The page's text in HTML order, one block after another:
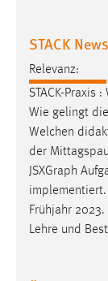
STACK
Relevanz:
STACK-Praxis
Wie gelingt
Welchen
der
JSXGraph
implementiert.
Frühjahr
Lehre und
Chat
Name:
chat-
Zweck:
Wird
Cookie